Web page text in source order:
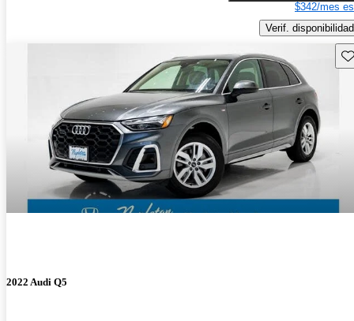
$342/mes
Verif. disponibilidad
2022 Audi Q5